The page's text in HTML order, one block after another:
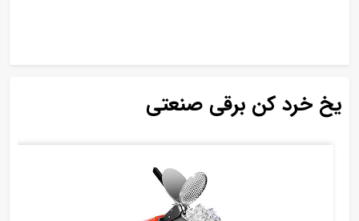
یخ خرد کن برقی صنعتی